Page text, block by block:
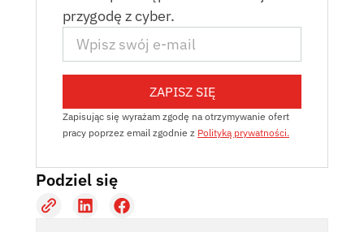
przygodę z cyber.
ZAPISZ SIĘ
Zapisując się wyrażam zgodę na otrzymywanie ofert
pracy poprzez email zgodnie z Polityką prywatności.
Podziel się